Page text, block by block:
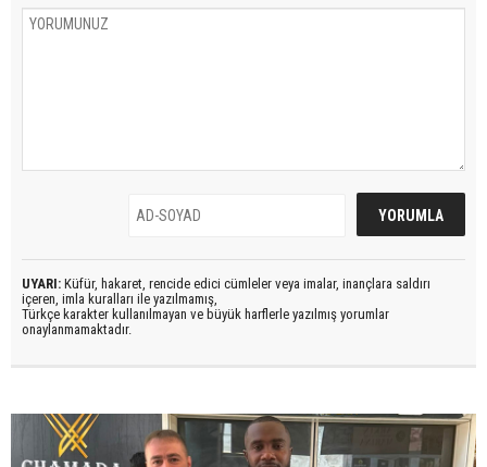
UYARI: Küfür, hakaret, rencide edici cümleler veya imalar, inançlara saldırı
içeren, imla kuralları ile yazılmamış,
Türkçe karakter kullanılmayan ve büyük harflerle yazılmış yorumlar
onaylanmamaktadır.